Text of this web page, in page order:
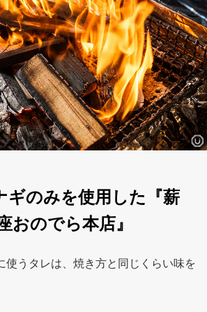
ギのみを使用した『薪
おのでら本店』
使うタレは、焼き方と同じくらい味を